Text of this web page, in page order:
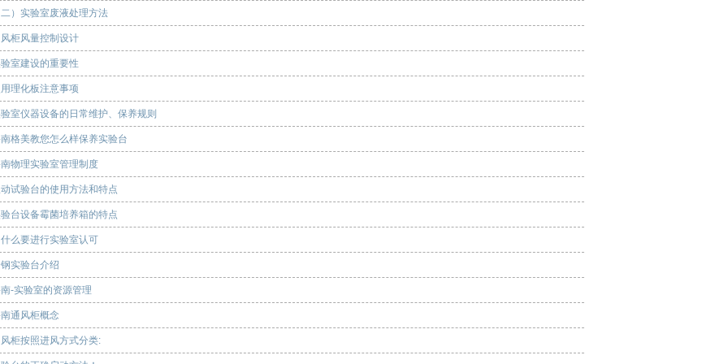
）实验室废液处理方法
柜风量控制设计
室建设的重要性
理化板注意事项
室仪器设备的日常维护、保养规则
格美教您怎么样保养实验台
物理实验室管理制度
试验台的使用方法和特点
台设备霉菌培养箱的特点
么要进行实验室认可
实验台介绍
-​实验室的资源管理
通风柜概念
柜按照进风方式分类: